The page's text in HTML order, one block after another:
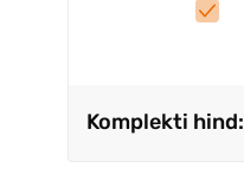
Komplekti hind: